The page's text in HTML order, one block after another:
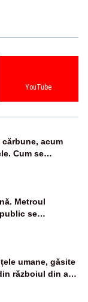
YouTube
acum
Cum se
energetică
Metroul
se
trimiși să
umane, găsite
războiul din anii